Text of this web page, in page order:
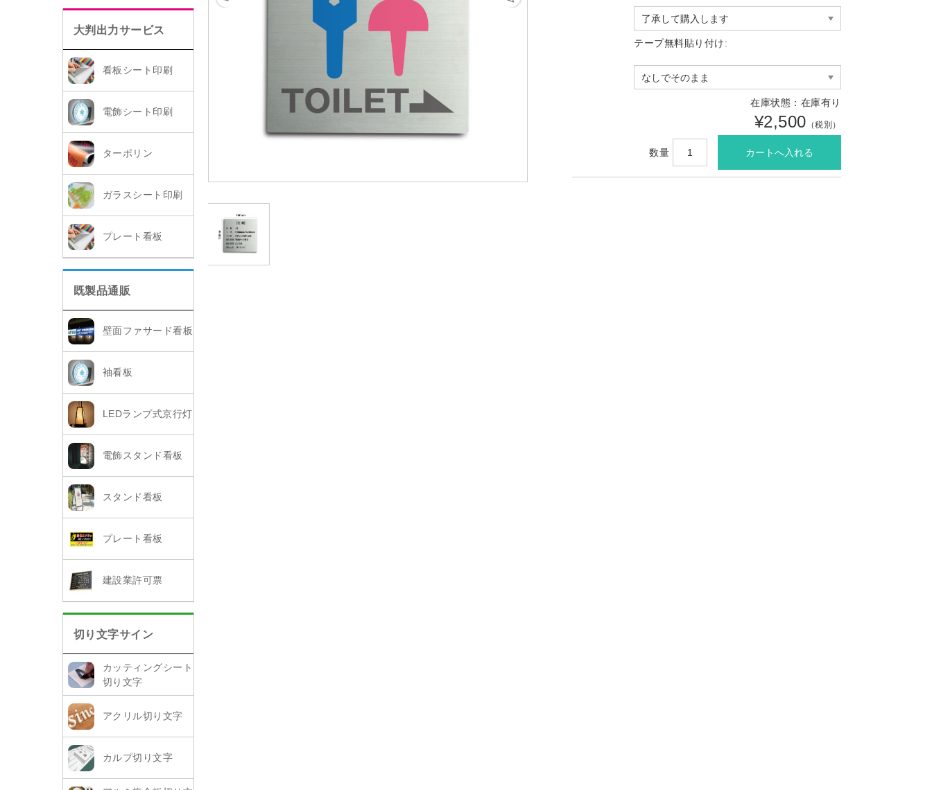
大判出力サービス
看板シート印刷
電飾シート印刷
ターポリン
ガラスシート印刷
プレート看板
既製品通販
壁面ファサード看板
袖看板
LEDランプ式京行灯
電飾スタンド看板
スタンド看板
プレート看板
建設業許可票
切り文字サイン
カッティングシート
切り文字
アクリル切り文字
カルプ切り文字
テープ無料貼り付け:
在庫状態：在庫有り
¥2,500 （税別）
数量